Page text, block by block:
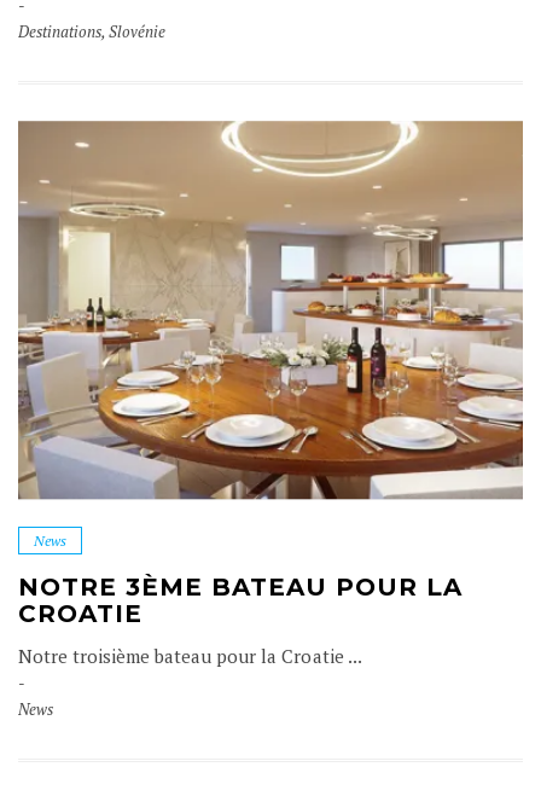
Destinations,Slovénie
News
NOTRE 3ÈME BATEAU POUR LA
CROATIE
Notre troisième bateau pour la Croatie ...
News